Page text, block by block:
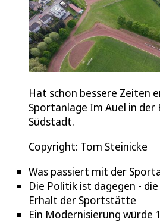
Hat schon bessere Zeiten
Sportanlage Im Auel in der
Südstadt.
Copyright: Tom Steinicke
Was passiert mit der
Die Politik ist dagegen -
Erhalt der Sportstätte
Ein Modernisierung würde